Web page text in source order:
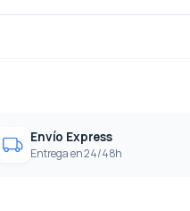
Envío Express
Entrega en 24/48h